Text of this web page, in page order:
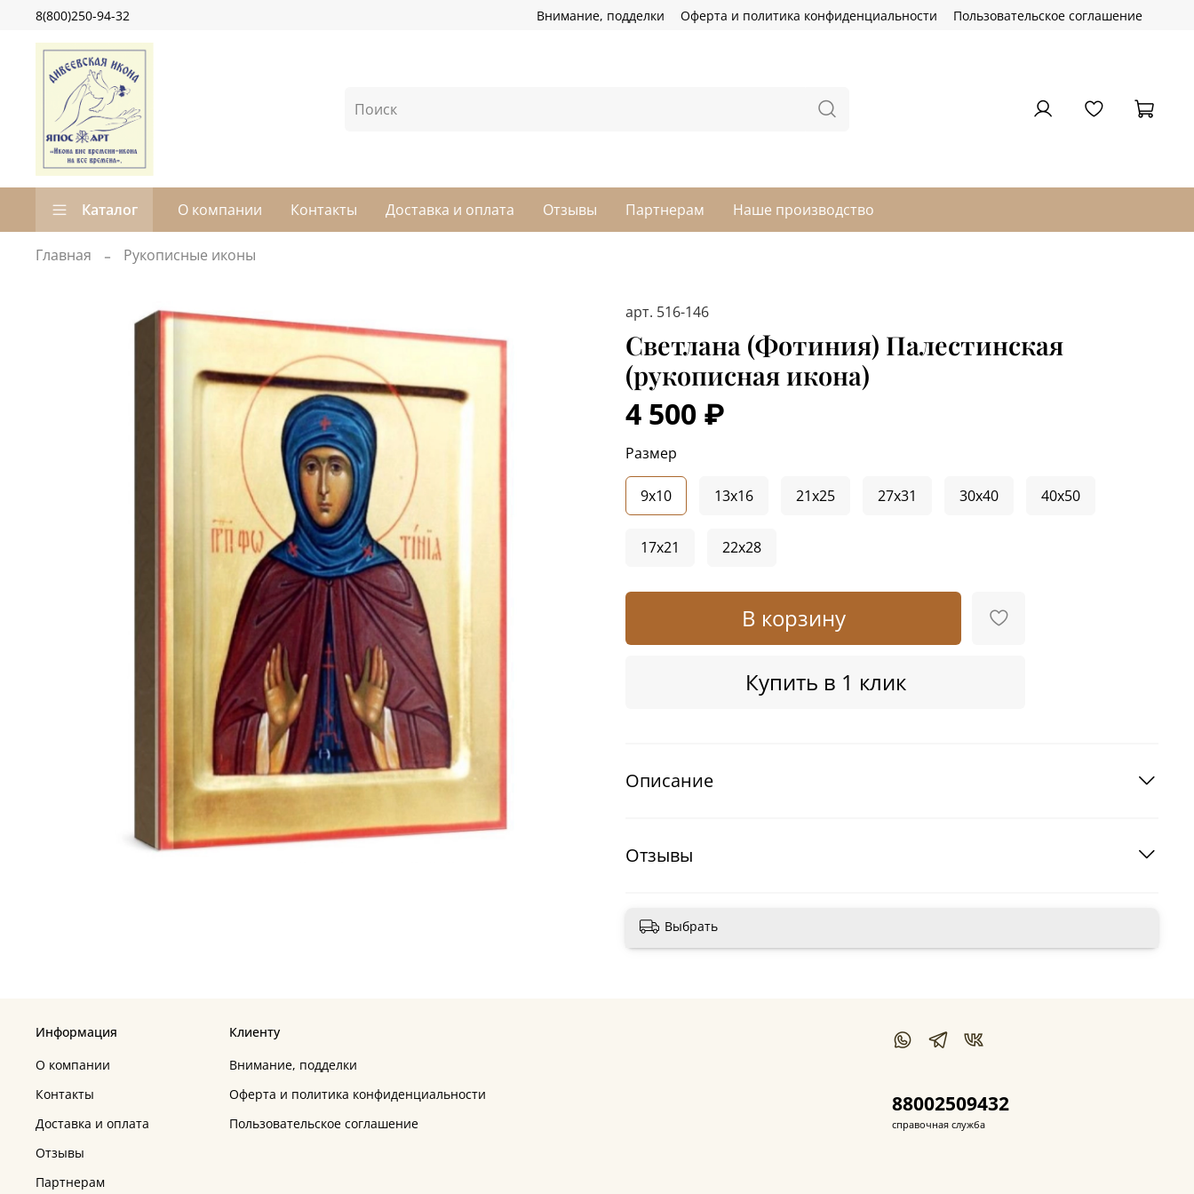
Внимание, подделки Оферта и политика конфиденциальности Пользовательское соглашение
8(800)250-94-32
Каталог О компании Контакты Доставка и оплата Отзывы Партнерам Наше производство
Главная Рукописные иконы
арт. 516-146
Светлана (Фотиния) Палестинская
(рукописная икона)
4 500 ₽
В корзину
Купить в 1 клик
Размер
9x10 13x16 21x25 27x31 30x40 40x50
17x21 22x28
Описание
Отзывы
Выбрать
Информация
О компании
Контакты
Доставка и оплата
Отзывы
Партнерам
Клиенту
Внимание, подделки
Оферта и политика конфиденциальности
Пользовательское соглашение
88002509432
справочная служба